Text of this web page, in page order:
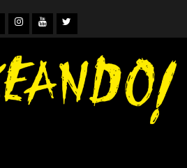
Instagram
YouTubeTwitter